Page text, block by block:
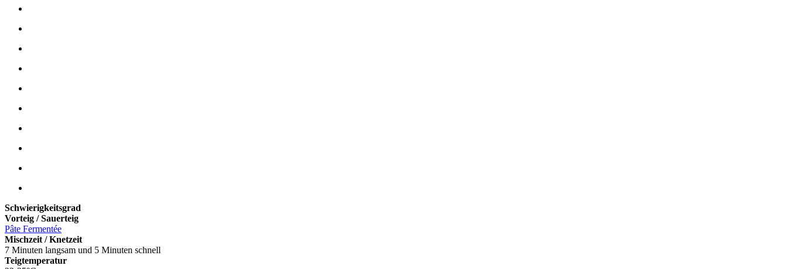
Schwierigkeitsgrad
Vorteig / Sauerteig
Pâte Fermentée
Mischzeit / Knetzeit
7 Minuten langsam und 5 Minuten schnell
Teigtemperatur